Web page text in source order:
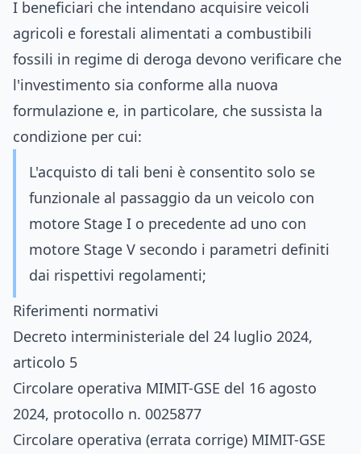
I beneficiari che intendano acquisire veicoli
agricoli e forestali alimentati a combustibili
fossili in regime di deroga devono verificare che
l'investimento sia conforme alla nuova
formulazione e, in particolare, che sussista la
condizione per cui:
L'acquisto di tali beni è consentito solo se
funzionale al passaggio da un veicolo con
motore Stage I o precedente ad uno con
motore Stage V secondo i parametri definiti
dai rispettivi regolamenti;
Riferimenti normativi
Decreto interministeriale del 24 luglio 2024,
articolo 5
Circolare operativa MIMIT-GSE del 16 agosto
2024, protocollo n. 0025877
Circolare operativa (errata corrige) MIMIT-GSE